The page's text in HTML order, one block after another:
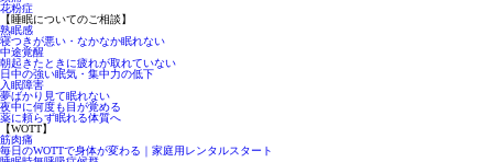
花粉症
【睡眠についてのご相談】
熟眠感
寝つきが悪い・なかなか眠れない
中途覚醒
朝起きたときに疲れが取れていない
日中の強い眠気・集中力の低下
入眠障害
夢ばかり見て眠れない
夜中に何度も目が覚める
薬に頼らず眠れる体質へ
【WOTT】
筋肉痛
毎日のWOTTで身体が変わる｜家庭用レンタルスタート